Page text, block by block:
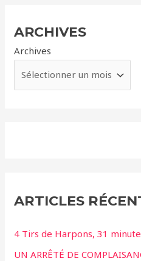
ARCHIVES
Archives
ARTICLES
4 Tirs de Harpons, 31
UN ARRÊTÉ DE